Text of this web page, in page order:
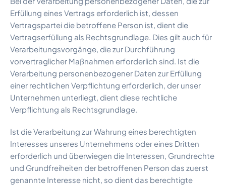
Erfüllung eines Vertrags erforderlich ist, dessen
Vertragspartei die betroffene Person ist, dient die
Vertragserfüllung als Rechtsgrundlage. Dies gilt auch für
Verarbeitungsvorgänge, die zur Durchführung
vorvertraglicher Maßnahmen erforderlich sind. Ist die
Verarbeitung personenbezogener Daten zur Erfüllung
einer rechtlichen Verpflichtung erforderlich, der unser
Unternehmen unterliegt, dient diese rechtliche
Verpflichtung als Rechtsgrundlage.
Ist die Verarbeitung zur Wahrung eines berechtigten
Interesses unseres Unternehmens oder eines Dritten
erforderlich und überwiegen die Interessen, Grundrechte
und Grundfreiheiten der betroffenen Person das zuerst
genannte Interesse nicht, so dient das berechtigte